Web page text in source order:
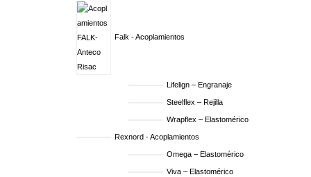
Falk - Acoplamientos
Lifelign – Engranaje
Steelflex – Rejilla
Wrapflex – Elastomérico
Rexnord - Acoplamientos
Omega – Elastomérico
Viva – Elastomérico